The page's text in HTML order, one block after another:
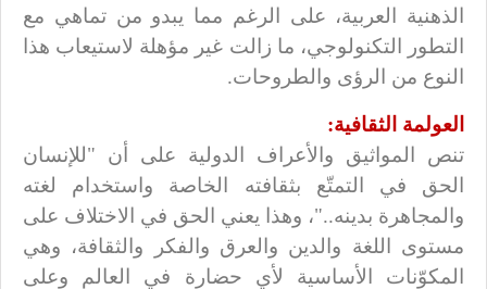
الذهنية العربية، على الرغم مما يبدو من تماهي مع
التطور التكنولوجي، ما زالت غير مؤهلة لاستيعاب هذا
النوع من الرؤى والطروحات.
العولمة الثقافية:
تنص المواثيق والأعراف الدولية على أن "للإنسان
الحق في التمتّع بثقافته الخاصة واستخدام لغته
والمجاهرة بدينه.."، وهذا يعني الحق في الاختلاف على
مستوى اللغة والدين والعرق والفكر والثقافة، وهي
المكوّنات الأساسية لأي حضارة في العالم وعلى